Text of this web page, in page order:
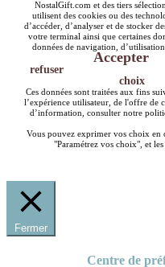
NostalGift.com et des tiers
utilisent des cookies ou des
d’accéder, d’analyser et de stocker
votre terminal ainsi que certaines
données de navigation,
Accepter
refuser
choix
Ces données sont traitées aux fins
l’expérience utilisateur, de l'offre de
d’information, consulter notre
Vous pouvez exprimer vos choix en
"Paramétrez vos choix", et
Fermer
Centre de